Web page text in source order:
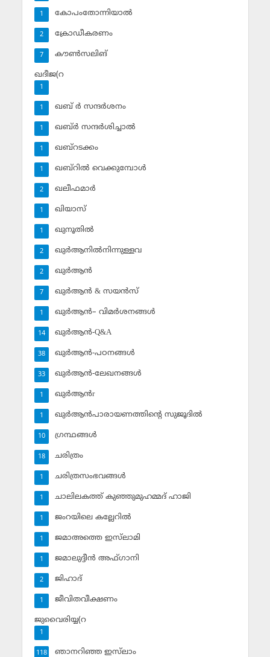
കോപംതോന്നിയാല്‍
1
ക്രോഡീകരണം
2
കൗണ്‍സലിങ്‌
7
ഖദീജ(റ
1
ഖബ് ര്‍ സന്ദര്‍ശനം
1
ഖബ്ര്‍ സന്ദര്‍ശിച്ചാല്‍
1
ഖബ്‌റടക്കം
1
ഖബ്‌റില്‍ വെക്കുമ്പോള്‍
1
ഖലീഫമാര്‍
2
ഖിയാസ്
1
ഖുനൂതില്‍
1
ഖുര്‍ആനില്‍നിന്നുള്ളവ
2
ഖുര്‍ആന്‍
2
ഖുര്‍ആന്‍ & സയന്‍സ്‌
7
ഖുര്‍ആന്‍– വിമര്‍ശനങ്ങള്‍
1
ഖുര്‍ആന്‍-Q&A
14
ഖുര്‍ആന്‍-പഠനങ്ങള്‍
38
ഖുര്‍ആന്‍-ലേഖനങ്ങള്‍
33
ഖുര്‍ആന്‍r
1
ഖുര്‍ആന്‍പാരായണത്തിന്റെ സുജൂദില്‍
1
ഗ്രന്ഥങ്ങള്‍
10
ചരിത്രം
18
ചരിത്രസംഭവങ്ങള്‍
1
ചാലിലകത്ത് കുഞ്ഞുമുഹമ്മദ് ഹാജി
1
ജംറയിലെ കല്ലേറില്‍
1
ജമാഅത്തെ ഇസ്‌ലാമി
1
ജമാലുദ്ദീന്‍ അഫ്ഗാനി
1
ജിഹാദ്‌
2
ജീവിതവീക്ഷണം
1
ജുവൈരിയ്യ(റ
1
ഞാനറിഞ്ഞ ഇസ്‌ലാം
118